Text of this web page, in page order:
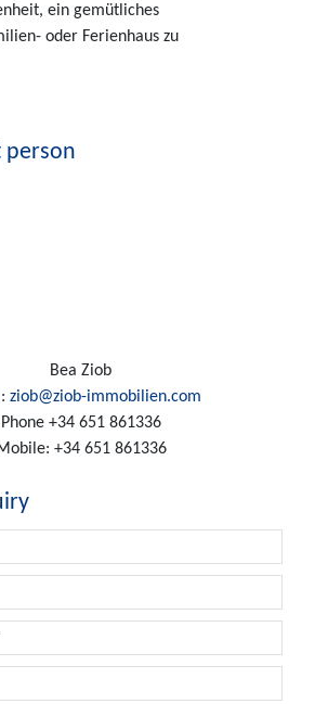
ein gemütliches
oder Ferienhaus zu
person
Bea Ziob
ziob@ziob-immobilien.com
Phone +34 651 861336
+34 651 861336